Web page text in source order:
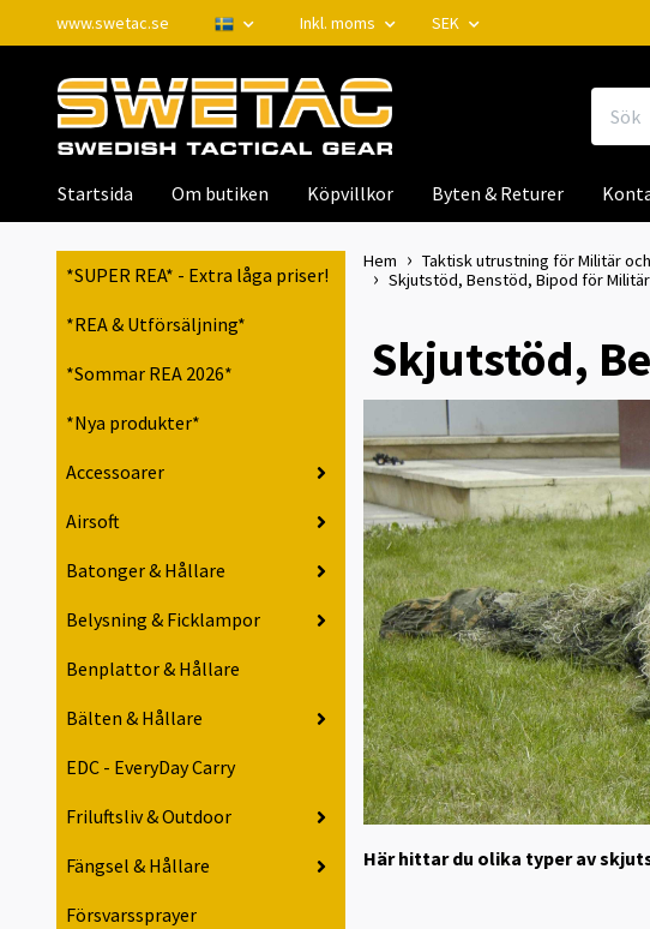
www.swetac.se Inkl. moms SEK
Startsida Om butiken Köpvillkor Byten & Returer
*SUPER REA* - Extra låga priser!
*REA & Utförsäljning*
*Sommar REA 2026*
*Nya produkter*
Accessoarer
Airsoft
Batonger & Hållare
Belysning & Ficklampor
Benplattor & Hållare
Bälten & Hållare
EDC - EveryDay Carry
Friluftsliv & Outdoor
Fängsel & Hållare
Försvarssprayer
Hem Taktisk utrustning för Militär
Skjutstöd, Benstöd, Bipod för Militär
Skjutstöd,
Här hittar du olika typer av